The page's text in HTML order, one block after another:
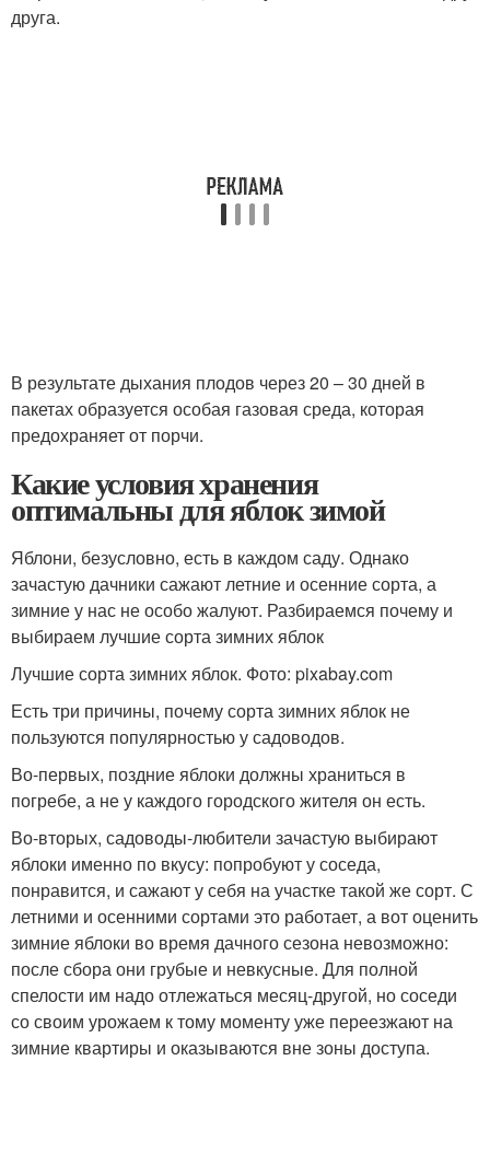
друга.
В результате дыхания плодов через 20 – 30 дней в
пакетах образуется особая газовая среда, которая
предохраняет от порчи.
Какие условия хранения
оптимальны для яблок зимой
Яблони, безусловно, есть в каждом саду. Однако
зачастую дачники сажают летние и осенние сорта, а
зимние у нас не особо жалуют. Разбираемся почему и
выбираем лучшие сорта зимних яблок
Лучшие сорта зимних яблок. Фото: pixabay.com
Есть три причины, почему сорта зимних яблок не
пользуются популярностью у садоводов.
Во-первых, поздние яблоки должны храниться в
погребе, а не у каждого городского жителя он есть.
Во-вторых, садоводы-любители зачастую выбирают
яблоки именно по вкусу: попробуют у соседа,
понравится, и сажают у себя на участке такой же сорт. С
летними и осенними сортами это работает, а вот оценить
зимние яблоки во время дачного сезона невозможно:
после сбора они грубые и невкусные. Для полной
спелости им надо отлежаться месяц-другой, но соседи
со своим урожаем к тому моменту уже переезжают на
зимние квартиры и оказываются вне зоны доступа.